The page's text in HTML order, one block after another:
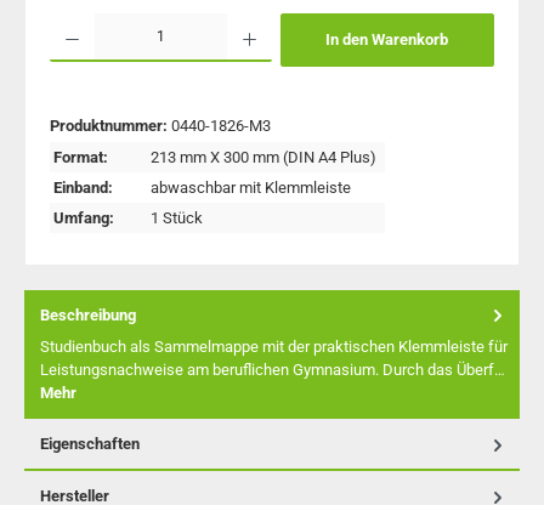
In den Warenkorb
Produktnummer: 0440-1826-M3
Format:
213 mm X 300 mm (DIN A4 Plus)
Einband:
abwaschbar mit Klemmleiste
Umfang:
1 Stück
Beschreibung
Studienbuch als Sammelmappe mit der praktischen Klemmleiste für
Leistungsnachweise am beruflichen Gymnasium. Durch das Überf…
Mehr
Eigenschaften
Hersteller